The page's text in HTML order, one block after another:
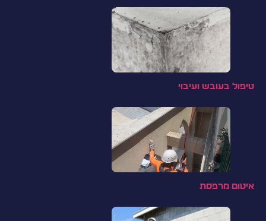
טיפול בעובש ועיבוי
איטום מרפסת